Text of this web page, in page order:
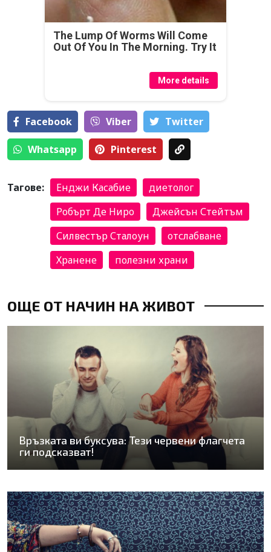
The Lump Of Worms Will Come
Out Of You In The Morning. Try It
More details
Facebook Viber Тwitter
Whatsapp Pinterest
Тагове: Енджи Касабие
диетолог
Робърт Де Ниро
Джейсън Стейтъм
Силвестър Сталоун
отслабване
Хранене
полезни храни
ОЩЕ ОТ НАЧИН НА ЖИВОТ
Връзката ви буксува: Тези червени флагчета
ги подсказват!